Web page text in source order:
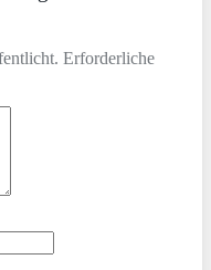
Erforderliche